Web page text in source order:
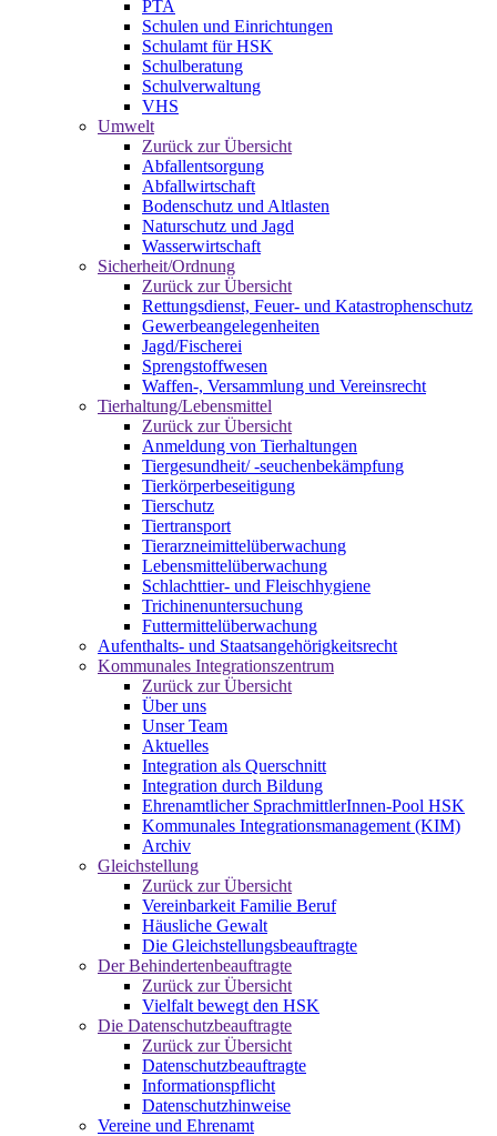
PTA
Schulen und Einrichtungen
Schulamt für HSK
Schulberatung
Schulverwaltung
VHS
Umwelt
Zurück zur Übersicht
Abfallentsorgung
Abfallwirtschaft
Bodenschutz und Altlasten
Naturschutz und Jagd
Wasserwirtschaft
Sicherheit/Ordnung
Zurück zur Übersicht
Rettungsdienst, Feuer- und Katastrophenschutz
Gewerbeangelegenheiten
Jagd/Fischerei
Sprengstoffwesen
Waffen-, Versammlung und Vereinsrecht
Tierhaltung/Lebensmittel
Zurück zur Übersicht
Anmeldung von Tierhaltungen
Tiergesundheit/ -seuchenbekämpfung
Tierkörperbeseitigung
Tierschutz
Tiertransport
Tierarzneimittelüberwachung
Lebensmittelüberwachung
Schlachttier- und Fleischhygiene
Trichinenuntersuchung
Futtermittelüberwachung
Aufenthalts- und Staatsangehörigkeitsrecht
Kommunales Integrationszentrum
Zurück zur Übersicht
Über uns
Unser Team
Aktuelles
Integration als Querschnitt
Integration durch Bildung
Ehrenamtlicher SprachmittlerInnen-Pool HSK
Kommunales Integrationsmanagement (KIM)
Archiv
Gleichstellung
Zurück zur Übersicht
Vereinbarkeit Familie Beruf
Häusliche Gewalt
Die Gleichstellungsbeauftragte
Der Behindertenbeauftragte
Zurück zur Übersicht
Vielfalt bewegt den HSK
Die Datenschutzbeauftragte
Zurück zur Übersicht
Datenschutzbeauftragte
Informationspflicht
Datenschutzhinweise
Vereine und Ehrenamt